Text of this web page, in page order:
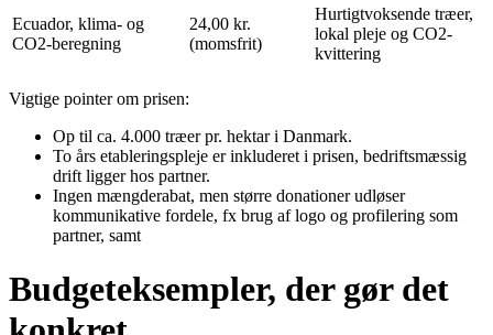
Ecuador, klima- og
CO2-beregning
24,00 kr.
(momsfrit)
Hurtigtvoksende træer,
lokal pleje og CO2-
kvittering
Vigtige pointer om prisen:
Op til ca. 4.000 træer pr. hektar i Danmark.
To års etableringspleje er inkluderet i prisen, bedriftsmæssig
drift ligger hos partner.
Ingen mængderabat, men større donationer udløser
kommunikative fordele, fx brug af logo og profilering som
partner, samt
Budgeteksempler, der gør det